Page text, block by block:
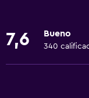
Extinguidor
7,6 Bueno
340